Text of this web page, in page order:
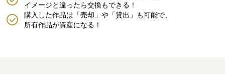
購入した作品は「売却」や「貸出」も可能で、
所有作品が資産になる！
イメージと違ったら交換もできる！